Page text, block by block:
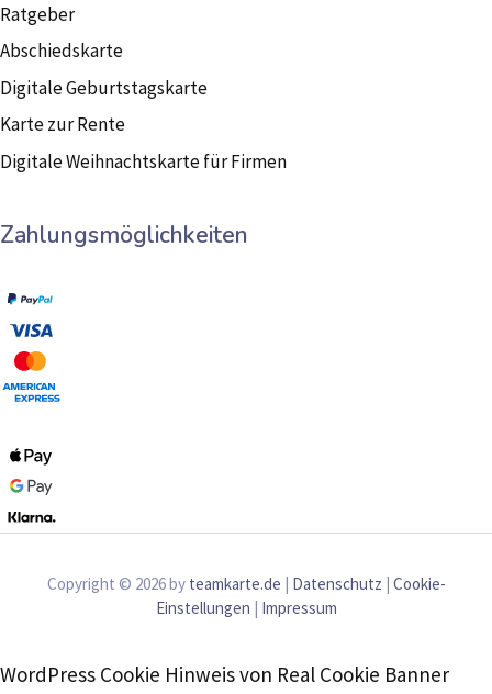
Ratgeber
Abschiedskarte
Digitale Geburtstagskarte
Karte zur Rente
Digitale Weihnachtskarte für Firmen
Zahlungsmöglichkeiten
Copyright © 2026 by teamkarte.de | Datenschutz | Cookie-
Einstellungen | Impressum
WordPress Cookie Hinweis von Real Cookie Banner